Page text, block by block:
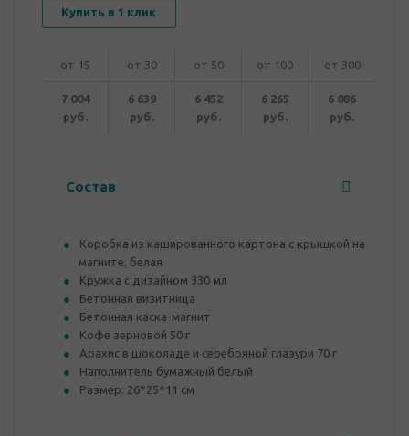
Купить в 1 клик
от 15 от 30 от 50 от 100 от 300
7 004
руб.
6 639
руб.
6 452
руб.
6 265
руб.
6 086
руб.
Состав
Коробка из кашированного картона с крышкой на
магните, белая
Кружка с дизайном 330 мл
Бетонная визитница
Бетонная каска-магнит
Кофе зерновой 50 г
Арахис в шоколаде и серебряной глазури 70 г
Наполнитель бумажный белый
Размер: 26*25*11 см